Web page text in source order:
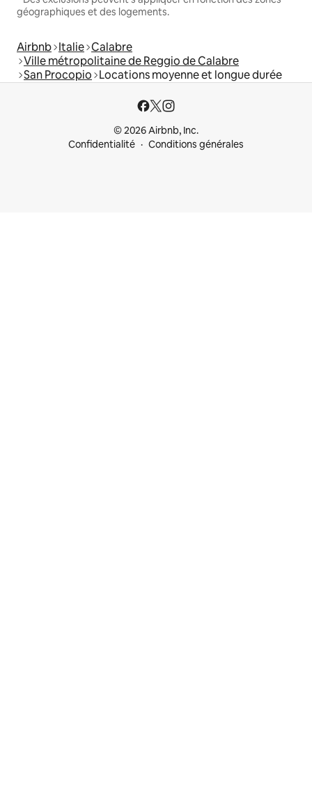
géographiques et des logements.
Airbnb Italie Calabre
Ville métropolitaine de Reggio de Calabre
San Procopio Locations moyenne et longue durée
© 2026 Airbnb, Inc.
Confidentialité
Conditions générales